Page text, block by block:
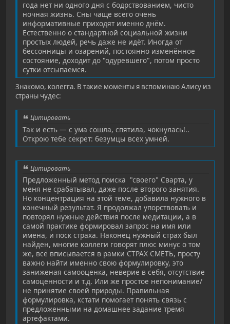
года нет ни одного дня с бодрствованием, чисто
ночная жизнь. Сны чаще всего очень
информативные приходят именно днём.
Естественно о стандартной социальной жизни
простых людей, речь даже не идёт. Иногда от
бессонницы и озарений, постоянно изменённое
состояние, доходит до "одуревшего", потом просто
сутки отсыпаемся.
Знакомо, колегга. В такие моменты я вспоминаю Алису из
страны чудес:
Цитировать
Так и есть — с ума сошла, спятила, чокнулась!..
Открою тебе секрет: безумцы всех умней.
Цитировать
Предложенный метод поиска "своего" Сварта, у
меня не срабатывал, даже после второго занятия.
Но концентрация на этой теме, добавила нужного в
конечный результат. Я продолжал упорствовать и
повторял нужные действия после медитации, а в
самой практике формировал запрос на имя или
имена, и поск страха. Наконец нужный страх был
найден, многие коллеги говорят плюс минус о том
же, всё вписывается в рамки СТРАХ СМЕТЬ, просту
важно найти именно свою формулировку, это
заниженая самооценка, неверие в себя, отсутствие
самоценности и т.д. Или же простое непонимание/
не принятие своей природы. Правильная
формулировка, кстати помогает понять связь с
предложенными на домашнее задание тремя
артефактами.